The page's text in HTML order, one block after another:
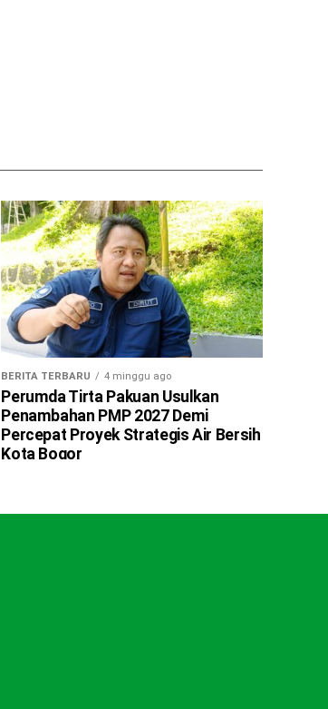
BERITA TERBARU 4 minggu ago
Perumda Tirta Pakuan Usulkan
Penambahan PMP 2027 Demi
Percepat Proyek Strategis Air Bersih
Kota Bogor